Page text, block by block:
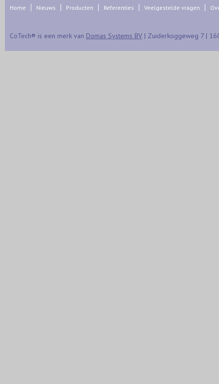
Home Nieuws Producten Referenties Veelgestelde vragen
CoTech® is een merk van Domas Systems BV | Zuiderkoggeweg 7 |